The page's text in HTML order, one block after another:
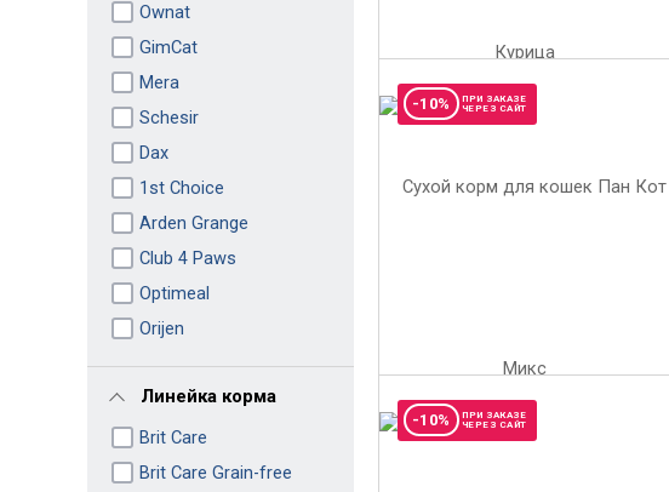
Ownat
GimCat
Mera
Schesir
Dax
1st Choice
Arden Grange
Club 4 Paws
Optimeal
Orijen
Линейка корма
Brit Care
Brit Care Grain-free
-10%
ПРИ ЗАКАЗЕ
ЧЕРЕЗ САЙТ
-10%
ПРИ ЗАКАЗЕ
ЧЕРЕЗ САЙТ